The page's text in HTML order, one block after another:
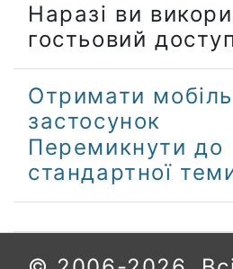
Наразі ви
гостьовий
Отримати
застосунок
Перемикнути до
стандартної